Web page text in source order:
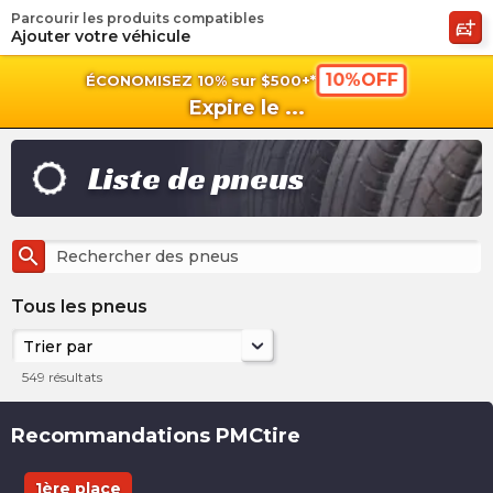
ÉCONOMISEZ 10% sur $500+* 10%OFF
Expire le ...
Parcourir les produits compatibles
Ajouter votre véhicule
Liste de pneus
search
Tous les pneus
549 résultats
Trier par
Recommandations PMCtire
1ère place
shopping_cart